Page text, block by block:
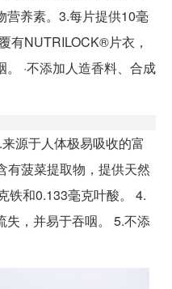
营养素。3.每片提供10毫
有NUTRILOCK®片衣，
·不添加人造香料、合成
源于人体极易吸收的富
有菠菜提取物，提供天然
铁和0.133毫克叶酸。 4.
失，并易于吞咽。 5.不添